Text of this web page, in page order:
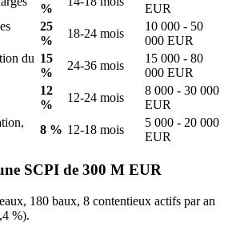
%
EUR
25
%
18-24 mois
10 000 - 50
000 EUR
du 15
%
24-36 mois
15 000 - 80
000 EUR
12
%
12-24 mois
8 000 - 30 000
EUR
8 % 12-18 mois
5 000 - 20 000
EUR
SCPI de 300 M EUR
180 baux, 8 contentieux actifs par an
%).